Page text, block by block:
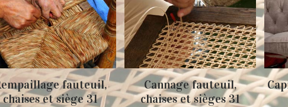
fauteuil,
siège 31
Cannage fauteuil,
chaises et sièges 31
et tête